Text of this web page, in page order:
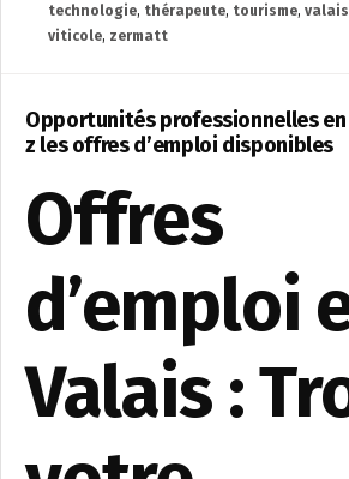
technologie, thérapeute, tourisme, valais
viticole, zermatt
Opportunités professionnelles en
z les offres d’emploi disponibles
Offres
d’emploi
Valais :